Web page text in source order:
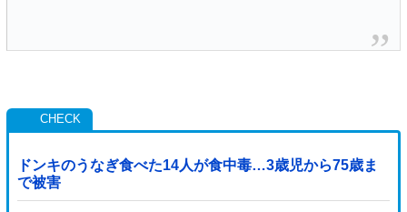
ドンキのうなぎ食べた14人が食中毒…3歳児から75歳ま
で被害